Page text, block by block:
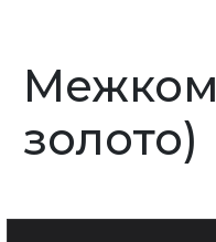
золото)